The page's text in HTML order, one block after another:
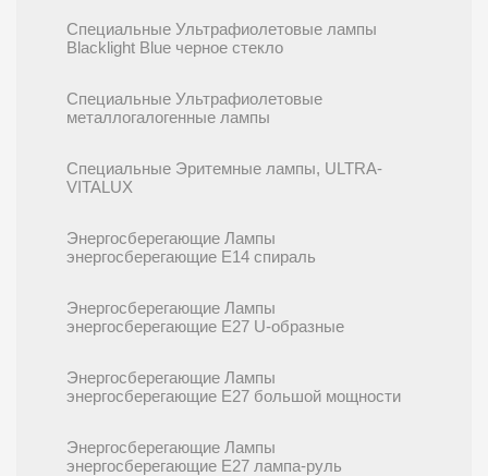
Специальные Ультрафиолетовые лампы
Blacklight Blue черное стекло
Специальные Ультрафиолетовые
металлогалогенные лампы
Специальные Эритемные лампы, ULTRA-
VITALUX
Энергосберегающие Лампы
энергосберегающие E14 спираль
Энергосберегающие Лампы
энергосберегающие E27 U-образные
Энергосберегающие Лампы
энергосберегающие E27 большой мощности
Энергосберегающие Лампы
энергосберегающие E27 лампа-руль